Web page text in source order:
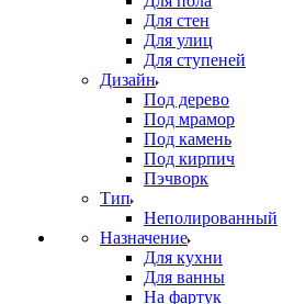
Для стен
Для улиц
Для ступеней
Дизайн
Под дерево
Под мрамор
Под камень
Под кирпич
Пэчворк
Тип
Неполированный
Назначение
Для кухни
Для ванны
На фартук